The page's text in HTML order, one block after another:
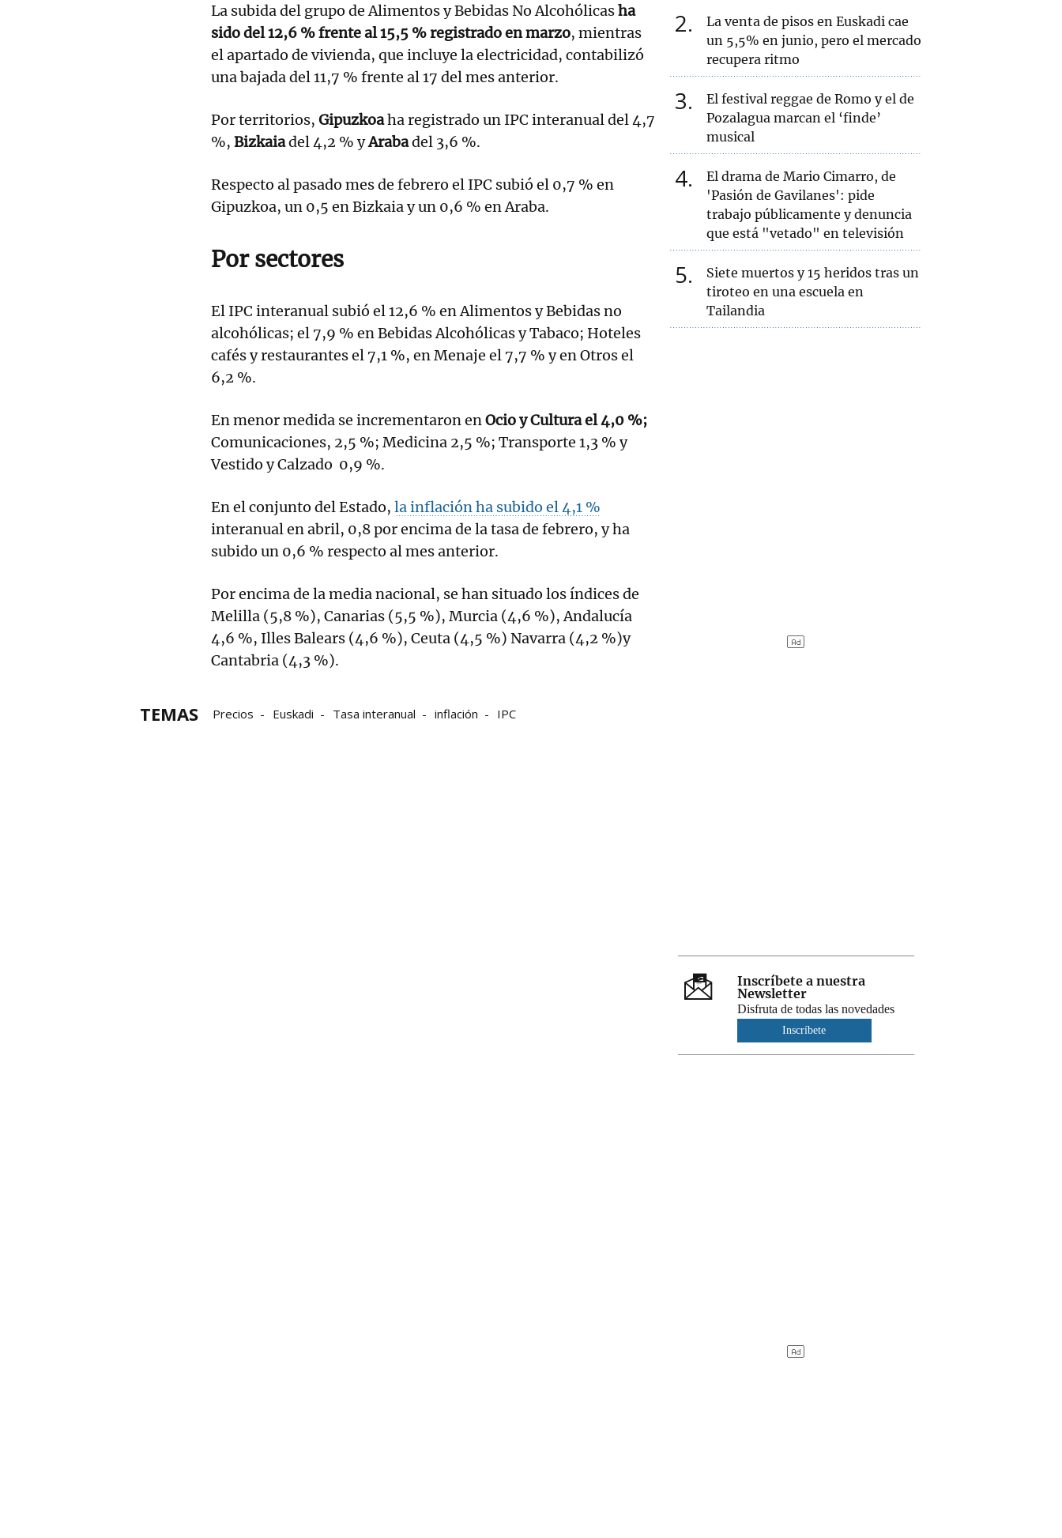
La subida del grupo de Alimentos y Bebidas No Alcohólicasha
sido del 12,6 % frente al 15,5 % registrado en marzo, mientras
el apartado de vivienda, que incluye la electricidad, contabilizó
una bajada del 11,7 % frente al 17 del mes anterior.
Por territorios, Gipuzkoaha registrado un IPC interanual del 4,7
%, Bizkaiadel 4,2 % yArabadel 3,6 %.
Respecto al pasado mes de febrero el IPC subió el 0,7 % en
Gipuzkoa, un 0,5 en Bizkaia y un 0,6 % en Araba.
Por sectores
El IPC interanual subió el 12,6 % en Alimentos y Bebidas no
alcohólicas; el 7,9 % en Bebidas Alcohólicas y Tabaco; Hoteles
cafés y restaurantes el 7,1 %, en Menaje el 7,7 % y en Otros el
6,2 %.
En menor medida se incrementaron enOcio y Cultura el 4,0 %;
Comunicaciones, 2,5 %; Medicina 2,5 %; Transporte 1,3 % y
Vestido y Calzado 0,9 %.
En el conjunto del Estado, la inflación ha subido el 4,1 %
interanual en abril, 0,8 por encima de la tasa de febrero, y ha
subido un 0,6 % respecto al mes anterior.
Por encima de la media nacional, se han situado los índices de
Melilla (5,8 %), Canarias (5,5 %), Murcia (4,6 %), Andalucía
4,6 %, Illes Balears (4,6 %), Ceuta (4,5 %) Navarra (4,2 %)y
Cantabria (4,3 %).
TEMAS Precios Euskadi Tasa interanual inflación IPC
2
La venta de pisos en Euskadi cae
un 5,5% en junio, pero el mercado
recupera ritmo
3
El festival reggae de Romo y el de
Pozalagua marcan el ‘finde’
musical
4
El drama de Mario Cimarro, de
'Pasión de Gavilanes': pide
trabajo públicamente y denuncia
que está "vetado" en televisión
5
Siete muertos y 15 heridos tras un
tiroteo en una escuela en
Tailandia
Inscríbete a nuestra
Newsletter
Disfruta de todas las novedades
Inscríbete